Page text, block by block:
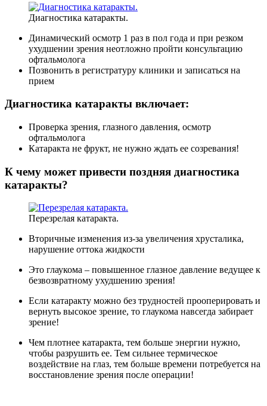
Диагностика катаракты.
Динамический осмотр 1 раз в пол года и при резком
ухудшении зрения неотложно пройти консультацию
офтальмолога
Позвонить в регистратуру клиники и записаться на
прием
Диагностика катаракты включает:
Проверка зрения, глазного давления, осмотр
офтальмолога
Катаракта не фрукт, не нужно ждать ее созревания!
К чему может привести поздняя диагностика
катаракты?
Перезрелая катаракта.
Вторичные изменения из-за увеличения хрусталика,
нарушение оттока жидкости
Это глаукома – повышенное глазное давление ведущее к
безвозвратному ухудшению зрения!
Если катаракту можно без трудностей прооперировать и
вернуть высокое зрение, то глаукома навсегда забирает
зрение!
Чем плотнее катаракта, тем больше энергии нужно,
чтобы разрушить ее. Тем сильнее термическое
воздействие на глаз, тем больше времени потребуется на
восстановление зрения после операции!